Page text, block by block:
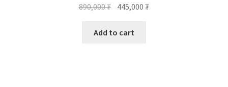
890,000₮ 445,000₮
Add to cart